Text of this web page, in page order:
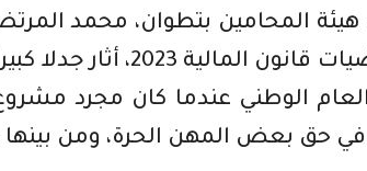
هيئة المحامين بتطوان، محمد
للمحامي وفق مقتضيات
العام الوطني عندما كان مجرد
حق بعض المهن الحرة، ومن بينها